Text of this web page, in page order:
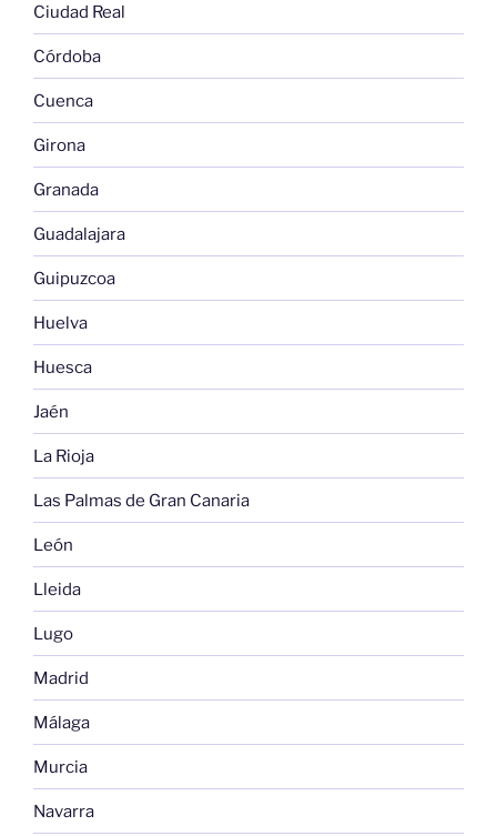
Ciudad Real
Córdoba
Cuenca
Girona
Granada
Guadalajara
Guipuzcoa
Huelva
Huesca
Jaén
La Rioja
Las Palmas de Gran Canaria
León
Lleida
Lugo
Madrid
Málaga
Murcia
Navarra